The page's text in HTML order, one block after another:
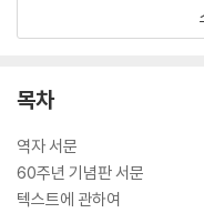
014년에 출간된 60주년 기
가적인 수정과 개정을 진행
이후 완전히 절판되기까지 몇
존판 독자들이 접했던 텍스트
가된 수많은 수정과 개정 내
목차
역자 서문
60주년 기념판 서문
텍스트에 관하여